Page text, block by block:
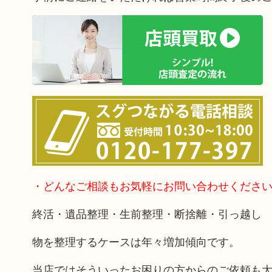
・どんなご相談もお気軽にお問い合わせください
終活・遺品整理・生前整理・断捨離・引っ越し
物を整理するケースは年々増加傾向です。